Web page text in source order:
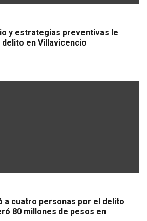
y estrategias preventivas le
en Villavicencio
a cuatro personas por el delito
80 millones de pesos en